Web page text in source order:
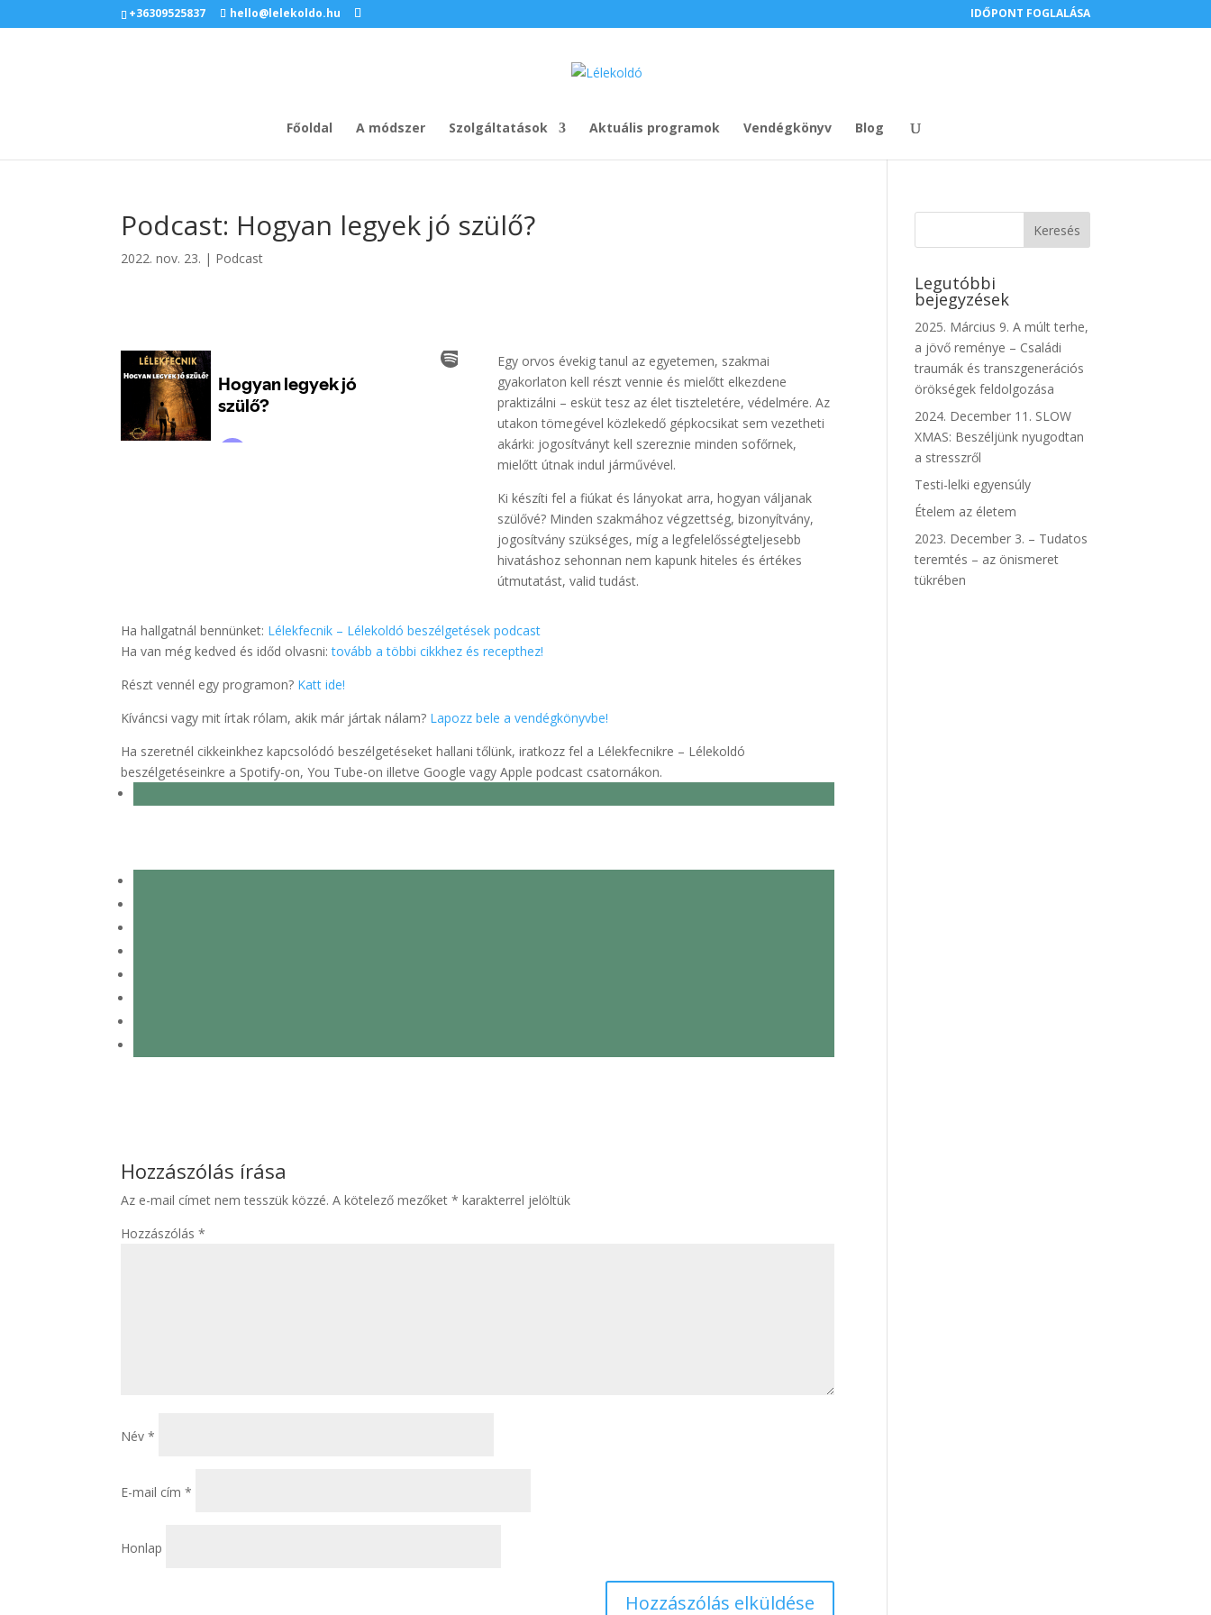
+36309525837 hello@lelekoldo.hu IDŐPONT FOGLALÁSA
Főoldal A módszer Szolgáltatások Aktuális programok Vendégkönyv Blog
Podcast: Hogyan legyek jó szülő?
2022. nov. 23. | Podcast
Egy orvos évekig tanul az egyetemen, szakmai
gyakorlaton kell részt vennie és mielőtt elkezdene
praktizálni – esküt tesz az élet tiszteletére, védelmére. Az
utakon tömegével közlekedő gépkocsikat sem vezetheti
akárki: jogosítványt kell szereznie minden sofőrnek,
mielőtt útnak indul járművével.
Ki készíti fel a fiúkat és lányokat arra, hogyan váljanak
szülővé? Minden szakmához végzettség, bizonyítvány,
jogosítvány szükséges, míg a legfelelősségteljesebb
hivatáshoz sehonnan nem kapunk hiteles és értékes
útmutatást, valid tudást.
Ha hallgatnál bennünket: Lélekfecnik – Lélekoldó beszélgetések podcast
Ha van még kedved és időd olvasni:tovább a többi cikkhez és recepthez!
Részt vennél egy programon? Katt ide!
Kíváncsi vagy mit írtak rólam, akik már jártak nálam? Lapozz bele a vendégkönyvbe!
Ha szeretnél cikkeinkhez kapcsolódó beszélgetéseket hallani tőlünk, iratkozz fel a Lélekfecnikre – Lélekoldó
beszélgetéseinkre a Spotify-on, You Tube-on illetve Google vagy Apple podcast csatornákon.
Hozzászólás írása
Az e-mail címet nem tesszük közzé. A kötelező mezőket* karakterrel jelöltük
Hozzászólás*
Név*
E-mail cím*
Honlap
Legutóbbi
bejegyzések
2025. Március 9. A múlt terhe,
a jövő reménye – Családi
traumák és transzgenerációs
örökségek feldolgozása
2024. December 11. SLOW
XMAS: Beszéljünk nyugodtan
a stresszről
Testi-lelki egyensúly
Ételem az életem
2023. December 3. – Tudatos
teremtés – az önismeret
tükrében